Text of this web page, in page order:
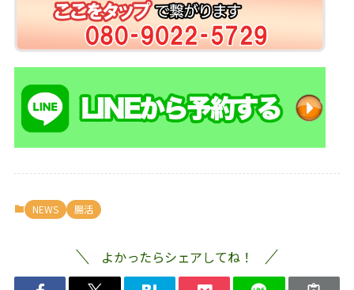
NEWS 腸活
よかったらシェアしてね！